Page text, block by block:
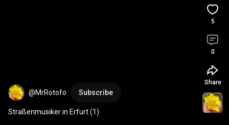
@MrRotofo Subscribe
Straßenmusiker in Erfurt (1)
5
0
Share